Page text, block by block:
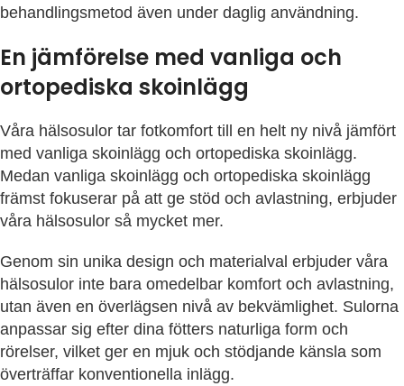
behandlingsmetod även under daglig användning.
En jämförelse med vanliga och
ortopediska skoinlägg
Våra hälsosulor tar fotkomfort till en helt ny nivå jämfört
med vanliga skoinlägg och ortopediska skoinlägg.
Medan vanliga skoinlägg och ortopediska skoinlägg
främst fokuserar på att ge stöd och avlastning, erbjuder
våra hälsosulor så mycket mer.
Genom sin unika design och materialval erbjuder våra
hälsosulor inte bara omedelbar komfort och avlastning,
utan även en överlägsen nivå av bekvämlighet. Sulorna
anpassar sig efter dina fötters naturliga form och
rörelser, vilket ger en mjuk och stödjande känsla som
överträffar konventionella inlägg.